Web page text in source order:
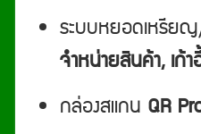
ระบบหยอดเหรีย
จำหน่ายสินค้า, เก้
กล่องสแกน QR